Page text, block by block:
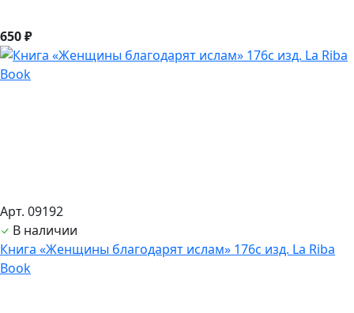
650 ₽
Арт. 09192
В наличии
Книга «Женщины благодарят ислам» 176с изд. La Riba
Book